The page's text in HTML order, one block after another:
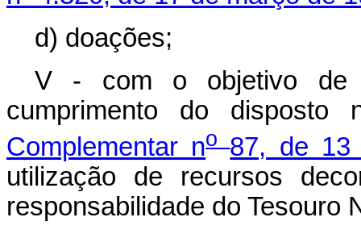
d) doações;
V - com o objetivo de
cumprimento do
Complementar no 87, de 13
utilização de recursos
responsabilidade do Tesouro